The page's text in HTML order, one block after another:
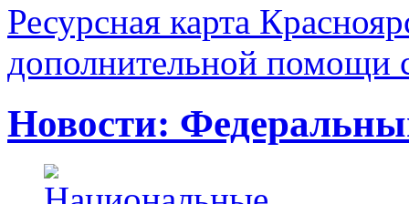
Ресурсная карта
дополнительной помощи
Новости: